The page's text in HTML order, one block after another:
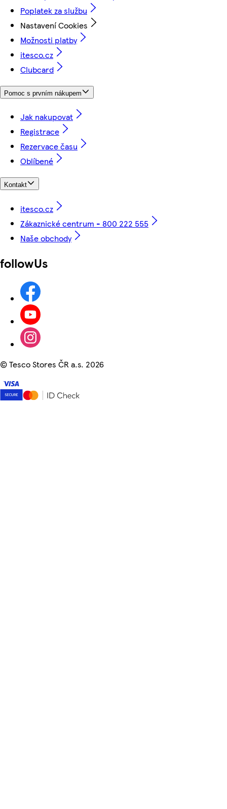
Poplatek za službu
Nastavení Cookies
Možnosti platby
itesco.cz
Clubcard
Pomoc s prvním nákupem
Jak nakupovat
Registrace
Rezervace času
Oblíbené
Kontakt
itesco.cz
Zákaznické centrum - 800 222 555
Naše obchody
followUs
©Tesco Stores ČR a.s. 2026